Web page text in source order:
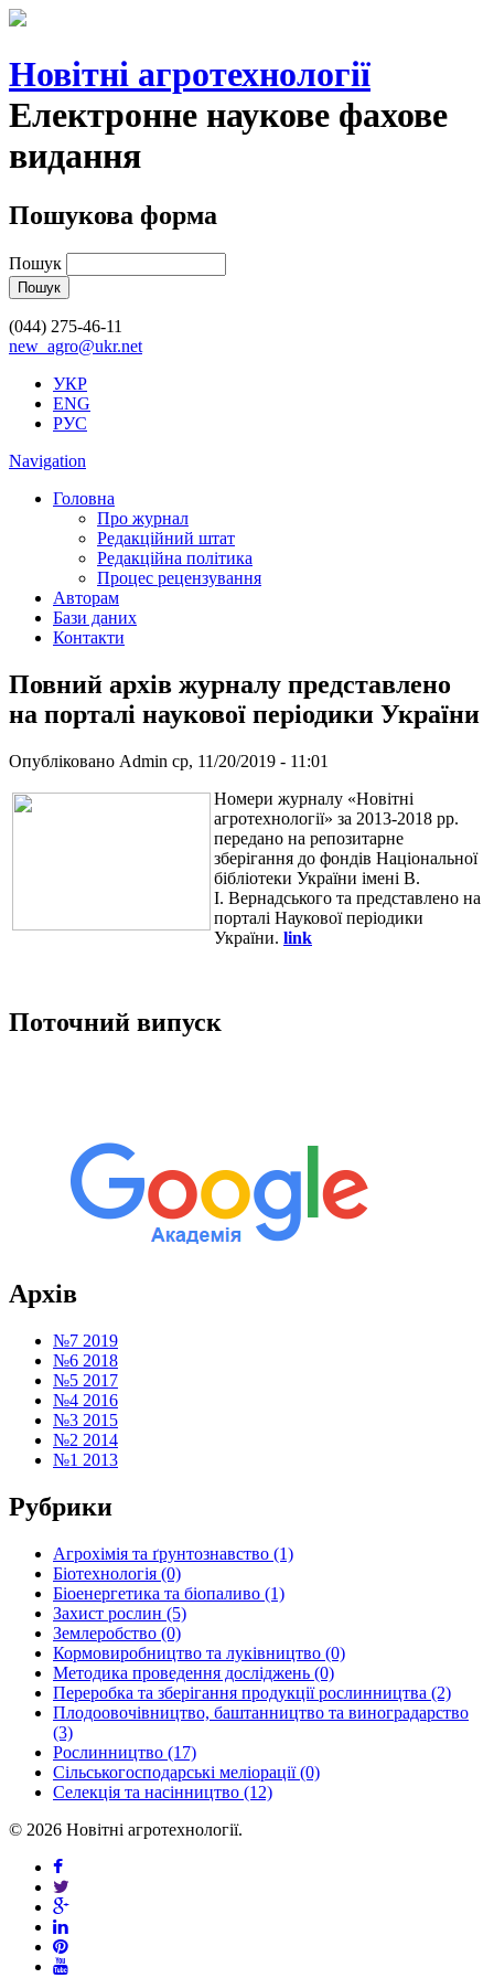
Новітні агротехнології
Електронне наукове фахове
видання
Пошукова форма
Пошук
(044) 275-46-11
new_agro@ukr.net
УКР
ENG
РУС
Navigation
Головна
Про журнал
Редакційний штат
Редакційна політика
Процес рецензування
Авторам
Бази даних
Контакти
Повний архів журналу представлено
на порталі наукової періодики України
Опубліковано Admin ср, 11/20/2019 - 11:01
Номери журналу «Новітні
агротехнології» за 2013-2018 рр.
передано на репозитарне
зберігання до фондів Національної
бібліотеки України імені В.
І. Вернадського та представлено на
порталі Наукової періодики
України. link
Поточний випуск
Архів
№7 2019
№6 2018
№5 2017
№4 2016
№3 2015
№2 2014
№1 2013
Рубрики
Агрохімія та ґрунтознавство (1)
Біотехнологія (0)
Біоенергетика та біопаливо (1)
Захист рослин (5)
Землеробство (0)
Кормовиробництво та луківництво (0)
Методика проведення досліджень (0)
Переробка та зберігання продукції рослинництва (2)
Плодоовочівництво, баштанництво та виноградарство
(3)
Рослинництво (17)
Сільськогосподарські меліорації (0)
Селекція та насінництво (12)
© 2026 Новітні агротехнології.